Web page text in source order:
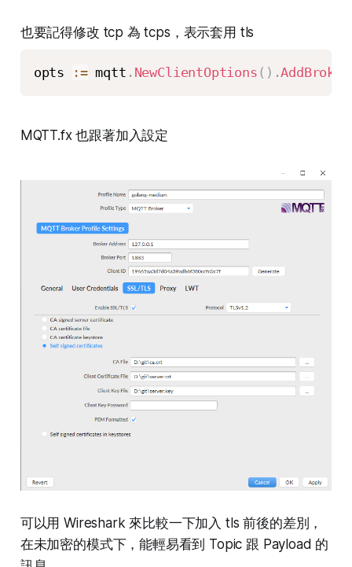
也要記得修改 tcp 為 tcps，表示套用 tls
opts := mqtt . NewClientOptions ( ) .AddBroker
MQTT.fx 也跟著加入設定
可以用 Wireshark 來比較一下加入 tls 前後的差別，
在未加密的模式下，能輕易看到 Topic 跟 Payload 的